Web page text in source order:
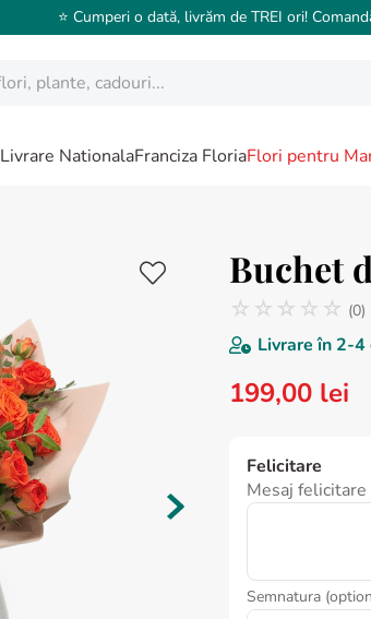
⭐️ Cumperi o dată, livrăm de TREI ori!
Livrare NationalaFranciza FloriaFlori pentru
Buchet
☆ ☆ ☆ ☆ ☆ (0)
Nicio recenzie
Livrare în 2-4
199,00 lei
Felicitare
Mesaj felicitare
Semnatura